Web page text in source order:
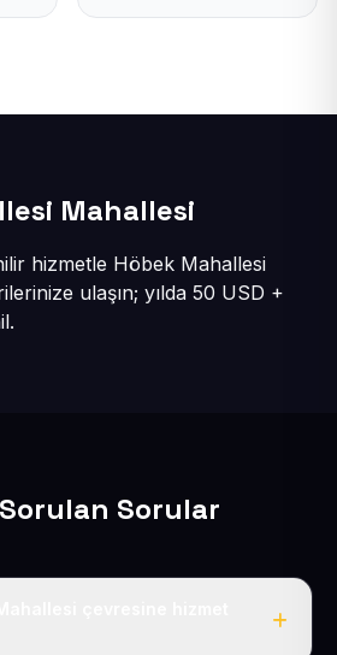
Mahallesi
hizmetle Höbek Mahallesi
ulaşın; yılda 50 USD +
Sorulan Sorular